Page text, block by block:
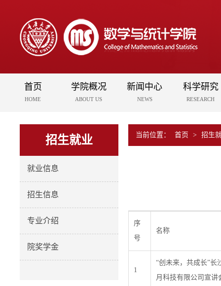
首页
HOME
学院概况
ABOUT US
新闻中心
NEWS
科学研究
RESEARCH
招生就业
就业信息
招生信息
专业介绍
院奖学金
当前位置： 首页 > 招生
序
号
名称
1
“创未来，共成长”长
月科技有限公司宣讲